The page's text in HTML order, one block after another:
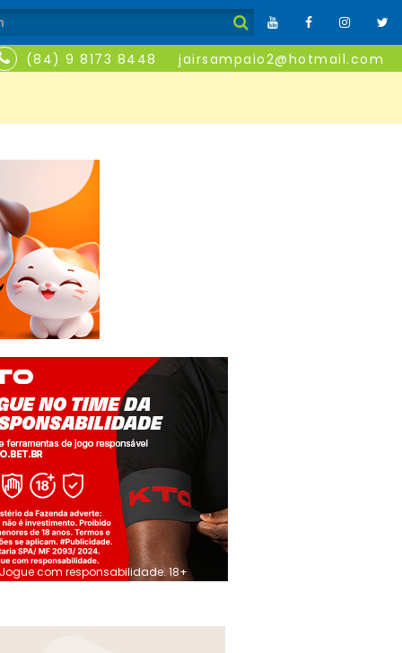
(84) 9 8173 8448 jairsampaio2@hotmail.com
Jogue com responsabilidade. 18+